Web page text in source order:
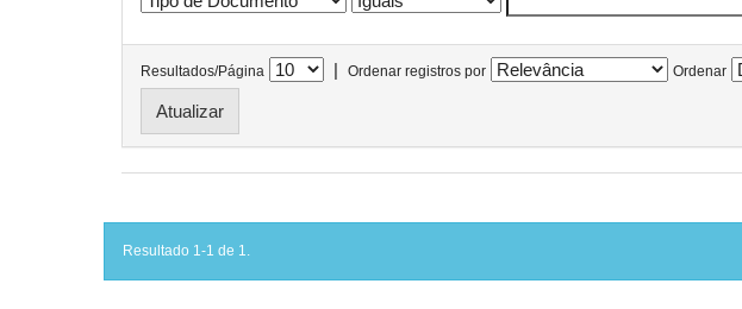
Resultados/Página | Ordenar registros por Ordenar
Resultado 1-1 de 1.